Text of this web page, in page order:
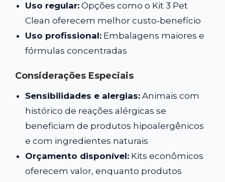
Uso regular: Opções como o Kit 3 Pet
Clean oferecem melhor custo-benefício
Uso profissional: Embalagens maiores e
fórmulas concentradas
Considerações Especiais
Sensibilidades e alergias: Animais com
histórico de reações alérgicas se
beneficiam de produtos hipoalergênicos
e com ingredientes naturais
Orçamento disponível: Kits econômicos
oferecem valor, enquanto produtos